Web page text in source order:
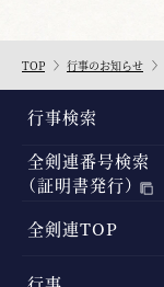
TOP 行事のお知らせ
行事検索
全剣連番号検索
（証明書発行）
全剣連TOP